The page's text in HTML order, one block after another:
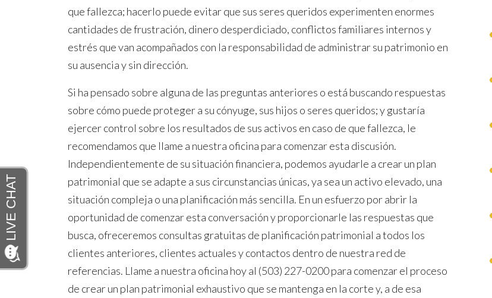
que fallezca; hacerlo puede evitar que sus seres queridos experimenten enormes
cantidades de frustración, dinero desperdiciado, conflictos familiares internos y
estrés que van acompañados con la responsabilidad de administrar su patrimonio en
su ausencia y sin dirección.
Si ha pensado sobre alguna de las preguntas anteriores o está buscando respuestas
sobre cómo puede proteger a su cónyuge, sus hijos o seres queridos; y gustaría
ejercer control sobre los resultados de sus activos en caso de que fallezca, le
recomendamos que llame a nuestra oficina para comenzar esta discusión.
Independientemente de su situación financiera, podemos ayudarle a crear un plan
patrimonial que se adapte a sus circunstancias únicas, ya sea un activo elevado, una
situación compleja o una planificación más sencilla. En un esfuerzo por abrir la
oportunidad de comenzar esta conversación y proporcionarle las respuestas que
busca, ofreceremos consultas gratuitas de planificación patrimonial a todos los
clientes anteriores, clientes actuales y contactos dentro de nuestra red de
referencias. Llame a nuestra oficina hoy al (503) 227-0200 para comenzar el proceso
de crear un plan patrimonial exhaustivo que se mantenga en la corte y, a de esa